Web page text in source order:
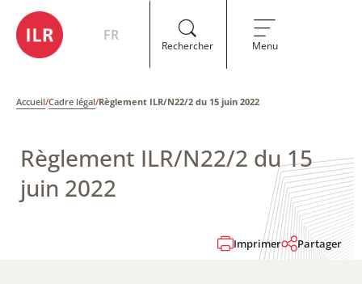
FR
Rechercher Menu
Accueil/Cadre légal/​Règlement ILR/N22/2 du ​15 juin 2022
​Règlement ILR/N22/2 du ​15
juin 2022
Imprimer Partager